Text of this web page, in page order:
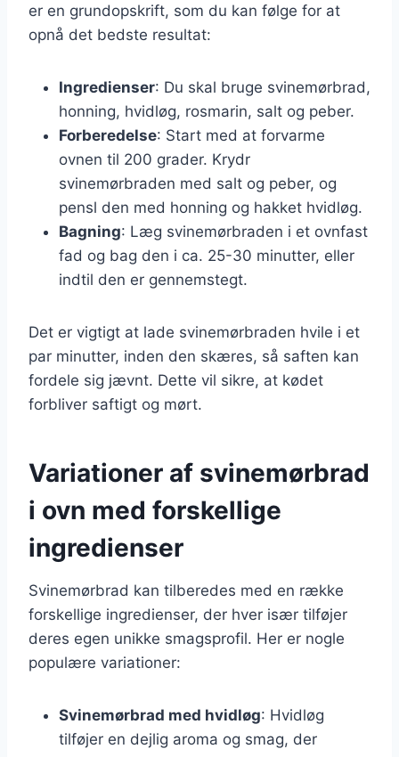
er en grundopskrift, som du kan følge for at
opnå det bedste resultat:
Ingredienser: Du skal bruge svinemørbrad,
honning, hvidløg, rosmarin, salt og peber.
Forberedelse: Start med at forvarme
ovnen til 200 grader. Krydr
svinemørbraden med salt og peber, og
pensl den med honning og hakket hvidløg.
Bagning: Læg svinemørbraden i et ovnfast
fad og bag den i ca. 25-30 minutter, eller
indtil den er gennemstegt.
Det er vigtigt at lade svinemørbraden hvile i et
par minutter, inden den skæres, så saften kan
fordele sig jævnt. Dette vil sikre, at kødet
forbliver saftigt og mørt.
Variationer af svinemørbrad
i ovn med forskellige
ingredienser
Svinemørbrad kan tilberedes med en række
forskellige ingredienser, der hver især tilføjer
deres egen unikke smagsprofil. Her er nogle
populære variationer:
Svinemørbrad med hvidløg: Hvidløg
tilføjer en dejlig aroma og smag, der